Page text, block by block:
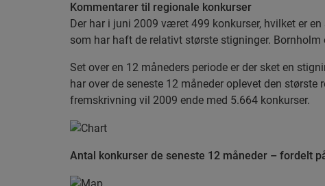
Kommentarer til regionale konkurser
Der har i juni 2009 været 499 konkurser, hvilket er
som har haft de relativt største stigninger.
Set over en 12 måneders periode er der sket en
har over de seneste 12 måneder oplevet den
fremskrivning vil 2009 ende med 5.664 konkurser.
Antal konkurser de seneste 12 måneder – fordelt